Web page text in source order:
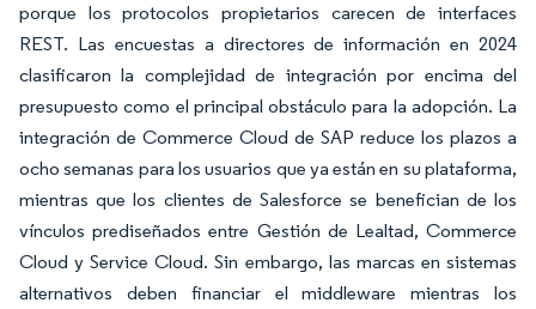
porque los protocolos propietarios carecen de interfaces
REST. Las encuestas a directores de información en 2024
clasificaron la complejidad de integración por encima del
presupuesto como el principal obstáculo para la adopción. La
integración de Commerce Cloud de SAP reduce los plazos a
ocho semanas para los usuarios que ya están en su plataforma,
mientras que los clientes de Salesforce se benefician de los
vínculos prediseñados entre Gestión de Lealtad, Commerce
Cloud y Service Cloud. Sin embargo, las marcas en sistemas
alternativos deben financiar el middleware mientras los